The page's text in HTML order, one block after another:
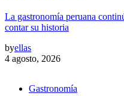
La gastronomía peruana
contar su historia
byellas
4 agosto, 2026
Gastronomía